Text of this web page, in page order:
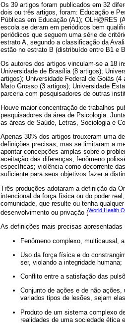
Os 39 artigos foram publicados em 32
dois ou três artigos, foram: Educação e
Públicas em Educação (A1); OLH@RES
escola se deram em periódicos bem
periódicos que seguem uma série de
estrato A, segundo a classificação da
estão no estrato B (distribuído entre B1 e
Os autores dos artigos vinculam-se a 18
Universidade de Brasília (8 artigos);
artigos); Universidade Federal de Goiás
Mato Grosso (3 artigos); Universidade
parceria com pesquisadores de outras
Houve maior concentração de trabalhos
pesquisadores da área de Psicologia.
as áreas de Saúde, Letras, Sociologia e
Apenas 30% dos artigos trouxeram uma
definições precisas, mas se limitaram a
apontar concepções amplas sobre o
aceitação das diferenças; fenômeno
específicas; violência como decorrente
suficiente para seus objetivos fazer a
Três produções adotaram a definição da
intencional da força física ou do poder
comunidade, que resulte ou tenha
desenvolvimento ou privação (World Health
As definições mais precisas
Fenômeno complexo, multicausal,
Uso da força física e do
ser, violando a integridade humana;
Conflito entre a satisfação das
Conjunto de ações e de não
variados tipos de lesões, sejam
Produto de um sistema complexo
realidades de uma sociedade ética